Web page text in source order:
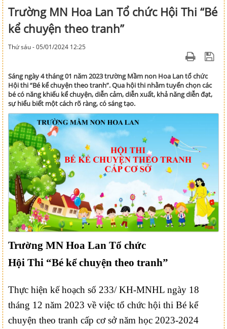
Trường MN Hoa Lan Tổ chức Hội Thi “Bé
kể chuyện theo tranh”
Thứ sáu - 05/01/2024 12:25
Sáng ngày 4 tháng 01 năm 2023 trường Mầm non Hoa Lan tổ chức
Hội thi “Bé kể chuyện theo tranh”. Qua hội thi nhằm tuyển chọn các
bé có năng khiếu kể chuyện, diễn cảm, diễn xuất, khả năng diễn đạt,
sự hiểu biết một cách rõ ràng, có sáng tạo.
Trường MN Hoa Lan Tổ chức
Hội Thi “Bé kể chuyện theo tranh”
Thực hiện kế hoạch số 233/ KH-MNHL ngày 18
tháng 12 năm 2023 về việc tổ chức hội thi Bé kể
chuyện theo tranh cấp cơ sở năm học 2023-2024